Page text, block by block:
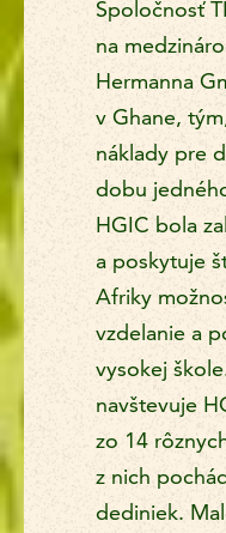
Spoločnosť
na
Hermanna
v Ghane,
náklady pre
dobu
HGIC bola
a poskytuje
Afriky
vzdelanie a
vysokej
navštevuje
zo 14
z nich
dediniek.